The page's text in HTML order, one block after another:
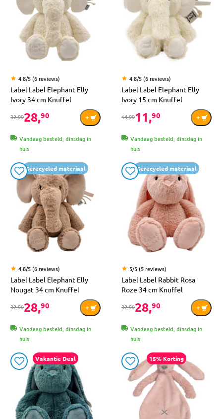
4.8/5 (6 reviews)
Label Label Elephant Elly
Ivory 34 cm Knuffel
32,9928,90
Vandaag besteld, dinsdag in
huis
4.8/5 (6 reviews)
Label Label Elephant Elly
Ivory 15 cm Knuffel
14,9911,90
Vandaag besteld, dinsdag in
huis
Gerecycled materiaal
4.8/5 (6 reviews)
Label Label Elephant Elly
Nougat 34 cm Knuffel
32,9928,90
Vandaag besteld, dinsdag in
huis
Gerecycled materiaal
5/5 (5 reviews)
Label Label Rabbit Rosa
Roze 34 cm Knuffel
32,9928,90
Vandaag besteld, dinsdag in
huis
Vakantie Deal 15% Korting